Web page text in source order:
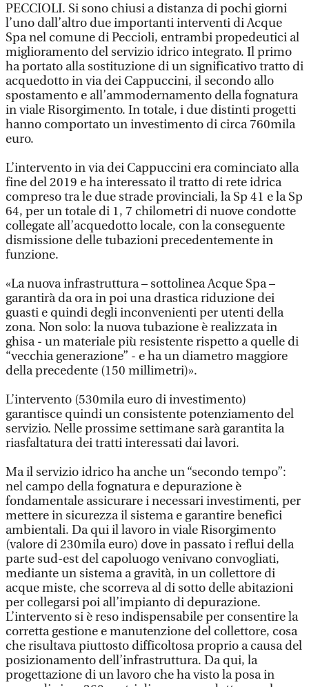
PECCIOLI. Si sono chiusi a distanza di pochi giorni
l’uno dall’altro due importanti interventi di Acque
Spa nel comune di Peccioli, entrambi propedeutici al
miglioramento del servizio idrico integrato. Il primo
ha portato alla sostituzione di un significativo tratto di
acquedotto in via dei Cappuccini, il secondo allo
spostamento e all’ammodernamento della fognatura
in viale Risorgimento. In totale, i due distinti progetti
hanno comportato un investimento di circa 760mila
euro.
L’intervento in via dei Cappuccini era cominciato alla
fine del 2019 e ha interessato il tratto di rete idrica
compreso tra le due strade provinciali, la Sp 41 e la Sp
64, per un totale di 1, 7 chilometri di nuove condotte
collegate all’acquedotto locale, con la conseguente
dismissione delle tubazioni precedentemente in
funzione.
«La nuova infrastruttura – sottolinea Acque Spa –
garantirà da ora in poi una drastica riduzione dei
guasti e quindi degli inconvenienti per utenti della
zona. Non solo: la nuova tubazione è realizzata in
ghisa - un materiale più resistente rispetto a quelle di
“vecchia generazione” - e ha un diametro maggiore
della precedente (150 millimetri)».
L’intervento (530mila euro di investimento)
garantisce quindi un consistente potenziamento del
servizio. Nelle prossime settimane sarà garantita la
riasfaltatura dei tratti interessati dai lavori.
Ma il servizio idrico ha anche un “secondo tempo”:
nel campo della fognatura e depurazione è
fondamentale assicurare i necessari investimenti, per
mettere in sicurezza il sistema e garantire benefici
ambientali. Da qui il lavoro in viale Risorgimento
(valore di 230mila euro) dove in passato i reflui della
parte sud-est del capoluogo venivano convogliati,
mediante un sistema a gravità, in un collettore di
acque miste, che scorreva al di sotto delle abitazioni
per collegarsi poi all’impianto di depurazione.
L’intervento si è reso indispensabile per consentire la
corretta gestione e manutenzione del collettore, cosa
che risultava piuttosto difficoltosa proprio a causa del
posizionamento dell’infrastruttura. Da qui, la
progettazione di un lavoro che ha visto la posa in